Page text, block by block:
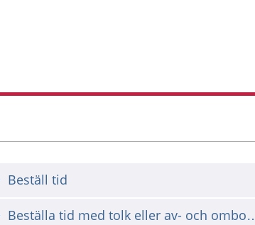
Beställ tid
Beställa tid med tolk